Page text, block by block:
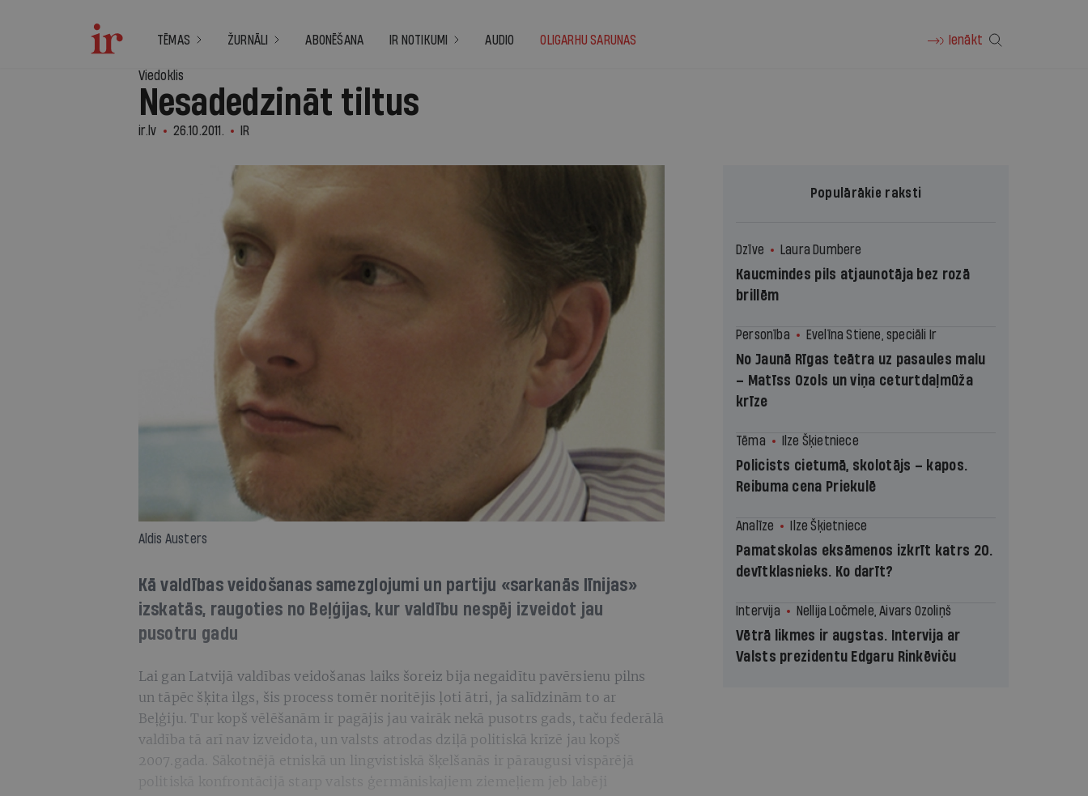
TĒMAS ŽURNĀLI ABONĒŠANA IR NOTIKUMI AUDIO OLIGARHU SARUNAS Ienākt
Viedoklis
Nesadedzināt tiltus
ir.lv 26.10.2011. IR
Aldis Austers
Kā valdības veidošanas samezglojumi un partiju «sarkanās līnijas»
izskatās, raugoties no Beļģijas, kur valdību nespēj izveidot jau
pusotru gadu
Lai gan Latvijā valdības veidošanas laiks šoreiz bija negaidītu pavērsienu pilns
un tāpēc šķita ilgs, šis process tomēr noritējis ļoti ātri, ja salīdzinām to ar
Beļģiju. Tur kopš vēlēšanām ir pagājis jau vairāk nekā pusotrs gads, taču federālā
valdība tā arī nav izveidota, un valsts atrodas dziļā politiskā krīzē jau kopš
2007.gada. Sākotnējā etniskā un lingvistiskā šķelšanās ir pāraugusi vispārējā
Populārākie raksti
Dzīve Laura Dumbere
Kaucmindes pils atjaunotāja bez rozā
brillēm
Personība Evelīna Stiene, speciāli Ir
No Jaunā Rīgas teātra uz pasaules malu
– Matīss Ozols un viņa ceturtdaļmūža
krīze
Tēma Ilze Šķietniece
Policists cietumā, skolotājs – kapos.
Reibuma cena Priekulē
Analīze Ilze Šķietniece
Pamatskolas eksāmenos izkrīt katrs 20.
devītklasnieks. Ko darīt?
Intervija Nellija Ločmele, Aivars Ozoliņš
Vētrā likmes ir augstas. Intervija ar
Valsts prezidentu Edgaru Rinkēviču